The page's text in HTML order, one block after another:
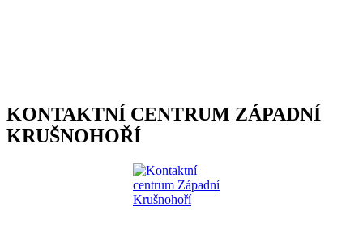
KONTAKTNÍ CENTRUM ZÁPADNÍ
KRUŠNOHOŘÍ